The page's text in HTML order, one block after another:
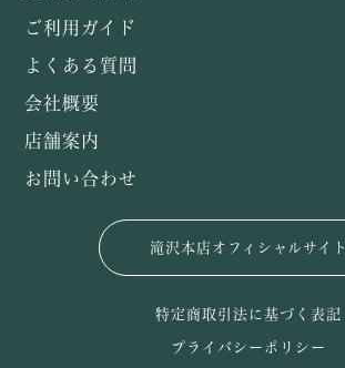
ご利用ガイド
よくある質問
会社概要
店舗案内
お問い合わせ
滝沢本店オフィシャルサイト
特定商取引法に基づく表記
プライバシーポリシー